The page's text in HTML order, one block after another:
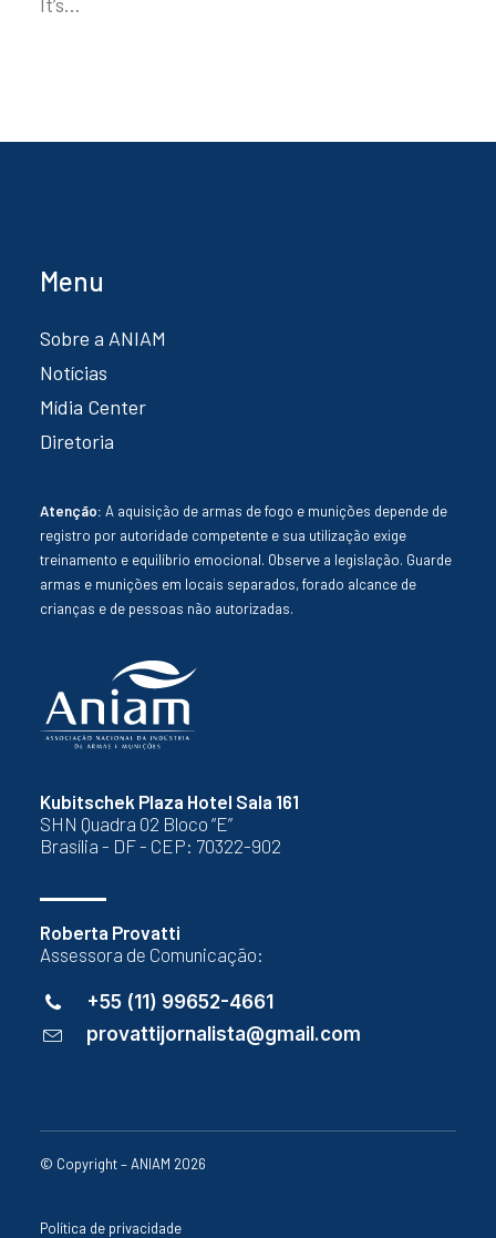
Kubitschek Plaza Hotel Sala 161
SHN Quadra 02 Bloco “E”
Brasília - DF - CEP: 70322-902
Roberta Provatti
Assessora de Comunicação:
+55 (11) 99652-4661
provattijornalista@gmail.com
Menu
Sobre a ANIAM
Notícias
Mídia Center
Diretoria
Atenção: A aquisição de armas de fogo e munições depende de
registro por autoridade competente e sua utilização exige
treinamento e equilíbrio emocional. Observe a legislação. Guarde
armas e munições em locais separados, forado alcance de
crianças e de pessoas não autorizadas.
© Copyright – ANIAM 2026
Política de privacidade